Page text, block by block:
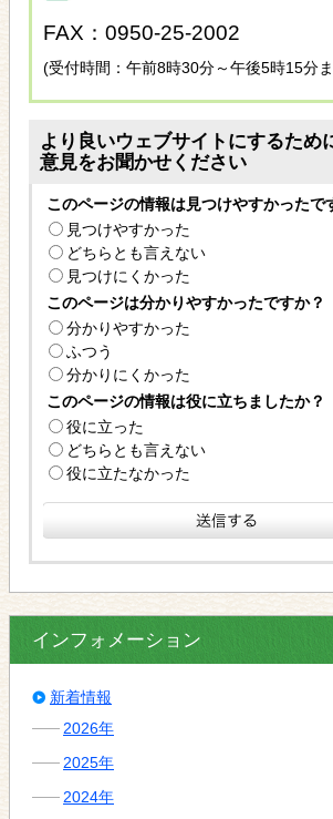
FAX：0950-25-2002
(受付時間：午前8時30分～午後5時15分
より良いウェブサイトにするため
意見をお聞かせください
このページの情報は見つけやすかったで
見つけやすかった
どちらとも言えない
見つけにくかった
このページは分かりやすかったですか？
分かりやすかった
ふつう
分かりにくかった
このページの情報は役に立ちましたか？
役に立った
どちらとも言えない
役に立たなかった
インフォメーション
新着情報
2026年
2025年
2024年